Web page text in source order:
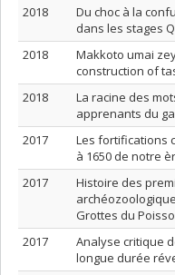
2018
Du choc à la
dans les stages
2018
Makkoto umai
construction of
2018
La racine des
apprenants du
2017
Les fortifications
à 1650 de notre
2017
Histoire des
Grottes du
2017
Analyse critique
longue durée